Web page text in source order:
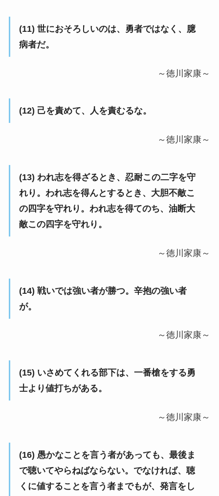
(11) 世におそろしいのは、勇者ではなく、臆
病者だ。
～徳川家康～
(12) 己を責めて、人を責むるな。
～徳川家康～
(13) われ志を得ざるとき、忍耐この二字を守
れり。われ志を得んとするとき、大胆不敵こ
の四字を守れり。われ志を得てのち、油断大
敵この四字を守れり。
～徳川家康～
(14) 戦いでは強い者が勝つ。辛抱の強い者
が。
～徳川家康～
(15) いさめてくれる部下は、一番槍をする勇
士より値打ちがある。
～徳川家康～
(16) 愚かなことを言う者があっても、最後ま
で聴いてやらねばならない。でなければ、聴
くに値することを言う者までもが、発言をし